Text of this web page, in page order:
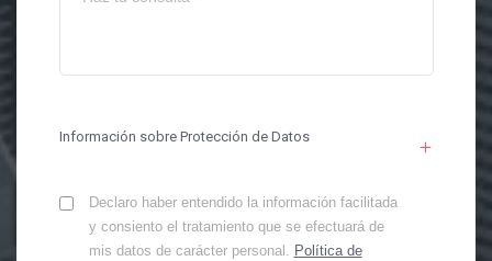
Información sobre Protección de Datos
Declaro haber entendido la información facilitada
y consiento el tratamiento que se efectuará de
mis datos de carácter personal. Política de